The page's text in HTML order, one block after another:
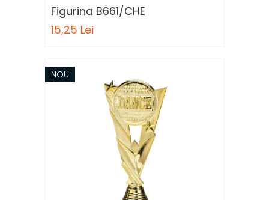
Figurina B661/CHE
15,25 Lei
NOU